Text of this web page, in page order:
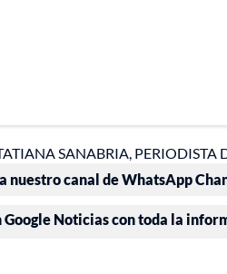
SANABRIA, PERIODISTA
nuestro canal de WhatsApp
Google Noticias con toda la